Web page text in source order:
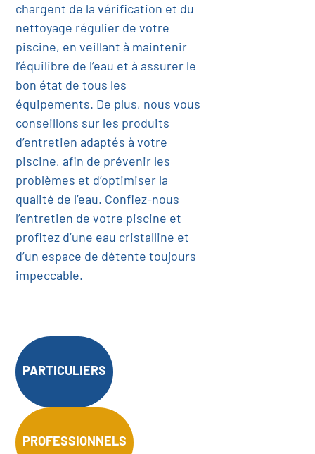
chargent de la vérification et du
nettoyage régulier de votre
piscine, en veillant à maintenir
l’équilibre de l’eau et à assurer le
bon état de tous les
équipements. De plus, nous vous
conseillons sur les produits
d’entretien adaptés à votre
piscine, afin de prévenir les
problèmes et d’optimiser la
qualité de l’eau. Confiez-nous
l’entretien de votre piscine et
profitez d’une eau cristalline et
d’un espace de détente toujours
impeccable.
PARTICULIERS
PROFESSIONNELS